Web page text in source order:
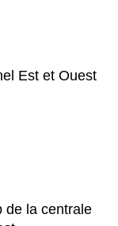
Est et Ouest
de la centrale